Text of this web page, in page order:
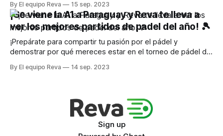
By El equipo Reva 15 sep. 2023
¡Se viene la A1 a Paraguay y Reva te lleva a
ver los mejores partidos de padel del año! 🎾
¡Prepárate para compartir tu pasión por el pádel y
demostrar por qué mereces estar en el torneo de pádel del
By El equipo Reva 14 sep. 2023
Sign up